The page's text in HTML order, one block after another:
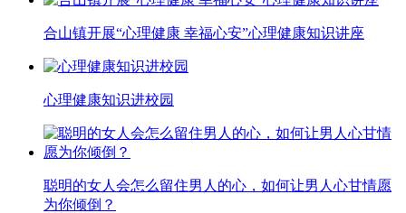
合山镇开展“心理健康 幸福心安”心理健康知识讲座
心理健康知识进校园
聪明的女人会怎么留住男人的心，如何让男人心甘情愿
为你倾倒？